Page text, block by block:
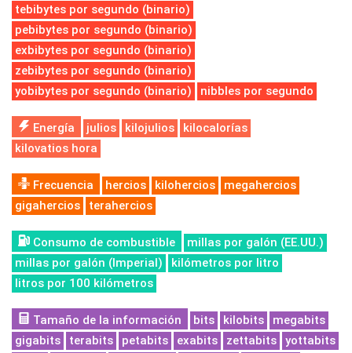
tebibytes por segundo (binario)
pebibytes por segundo (binario)
exbibytes por segundo (binario)
zebibytes por segundo (binario)
yobibytes por segundo (binario)
nibbles por segundo
Energía julios kilojulios
kilocalorías
kilovatios hora
Frecuencia hercios kilohercios
megahercios
gigahercios
terahercios
Consumo de combustible
millas por galón (EE.UU.)
millas por galón (Imperial)
kilómetros por litro
litros por 100 kilómetros
Tamaño de la información bits kilobits
megabits
gigabits
terabits petabits exabits zettabits
yottabits